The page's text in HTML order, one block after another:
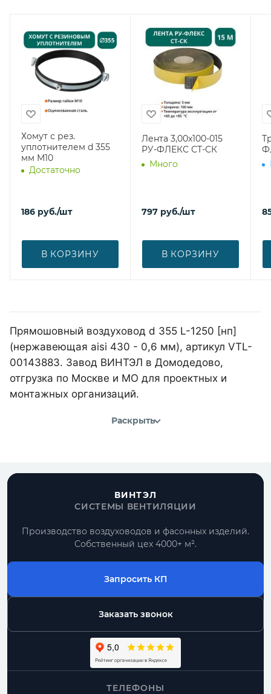
Хомут с рез.
уплотнителем d 355
мм М10
Достаточно
186 руб./шт
В КОРЗИНУ
Лента 3,00х100-015
РУ-ФЛЕКС СТ-СК
Много
797 руб./шт
В КОРЗИНУ
Прямошовный воздуховод d 355 L-1250 [нп]
(нержавеющая aisi 430 - 0,6 мм), артикул VTL-
00143883. Завод ВИНТЭЛ в Домодедово,
отгрузка по Москве и МО для проектных и
монтажных организаций.
Раскрыть
ВИНТЭЛ
СИСТЕМЫ ВЕНТИЛЯЦИИ
Производство воздуховодов и фасонных изделий.
Собственный цех 4000+ м².
Запросить КП
Заказать звонок
ТЕЛЕФОНЫ